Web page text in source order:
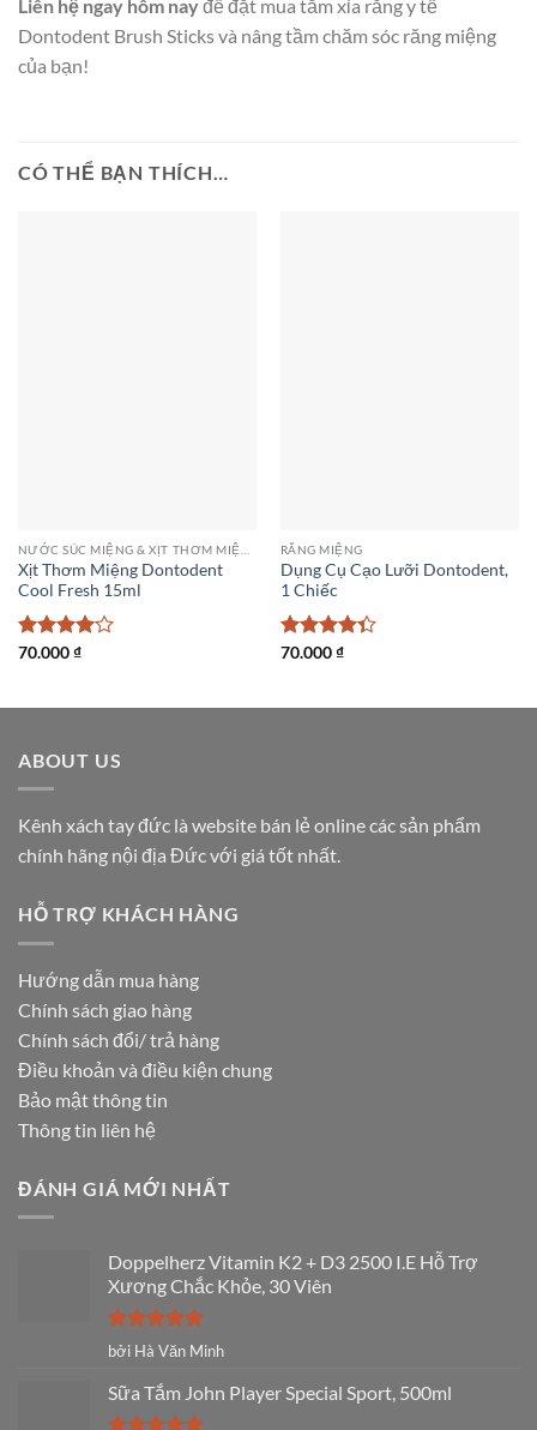
Liên hệ ngay hôm nayđể đặt mua tăm xỉa răng y tế
Dontodent Brush Sticks và nâng tầm chăm sóc răng miệng
của bạn!
CÓ THỂ BẠN THÍCH…
Xịt Thơm Miệng Dontodent
Cool Fresh 15ml
Được
70.000₫
RĂNG MIỆNG
Dụng Cụ Cạo Lưỡi Dontodent,
1 Chiếc
Được xếp
70.000₫
ABOUT US
Kênh xách tay đức là website bán lẻ online các sản phẩm
chính hãng nội địa Đức với giá tốt nhất.
HỖ TRỢ KHÁCH HÀNG
Hướng dẫn mua hàng
Chính sách giao hàng
Chính sách đổi/ trả hàng
Điều khoản và điều kiện chung
Bảo mật thông tin
Thông tin liên hệ
ĐÁNH GIÁ MỚI NHẤT
Doppelherz Vitamin K2 + D3 2500 I.E Hỗ Trợ
Xương Chắc Khỏe, 30 Viên
Được xếp
sao
bởi Hà Văn Minh
Sữa Tắm John Player Special Sport, 500ml